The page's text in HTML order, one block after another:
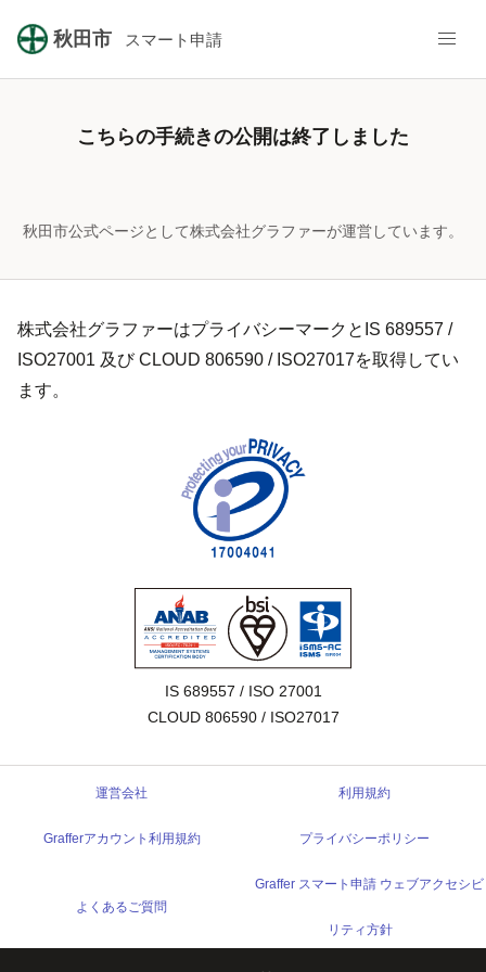
秋田市 スマート申請
こちらの手続きの公開は終了しました
秋田市公式ページとして株式会社グラファーが運営しています。
株式会社グラファーはプライバシーマークとIS 689557 /
ISO27001 及び CLOUD 806590 / ISO27017を取得してい
ます。
IS 689557 / ISO 27001
CLOUD 806590 / ISO27017
運営会社 利用規約
Grafferアカウント利用規約 プライバシーポリシー
よくあるご質問
Graffer スマート申請 ウェブアクセシビ
リティ方針